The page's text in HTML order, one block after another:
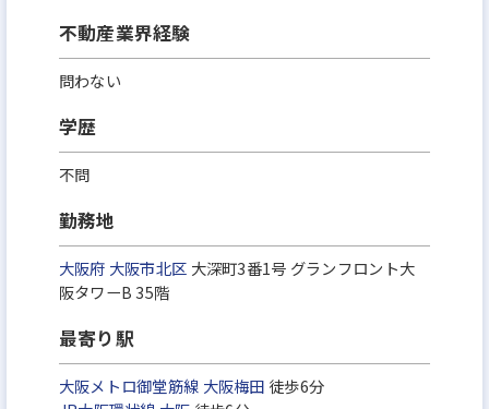
不動産業界経験
問わない
学歴
不問
勤務地
大阪府 大阪市北区 大深町3番1号 グランフロント大
阪タワーB 35階
最寄り駅
大阪メトロ御堂筋線 大阪梅田 徒歩6分